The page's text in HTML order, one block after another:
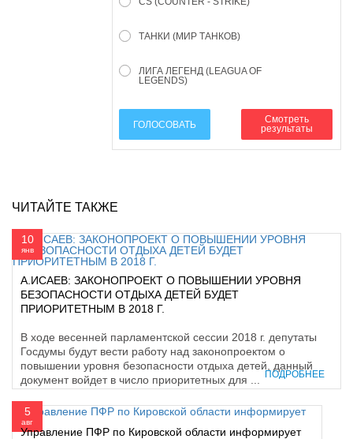
ТАНКИ (МИР ТАНКОВ)
ЛИГА ЛЕГЕНД (LEAGUA OF
LEGENDS)
ГОЛОСОВАТЬ
Смотреть
результаты
ЧИТАЙТЕ ТАКЖЕ
10
янв
А.ИСАЕВ: ЗАКОНОПРОЕКТ О ПОВЫШЕНИИ УРОВНЯ
БЕЗОПАСНОСТИ ОТДЫХА ДЕТЕЙ БУДЕТ
ПРИОРИТЕТНЫМ В 2018 Г.
В ходе весенней парламентской сессии 2018 г. депутаты
Госдумы будут вести работу над законопроектом о
повышении уровня безопасности отдыха детей, данный
документ войдет в число приоритетных для ...
ПОДРОБНЕЕ
5
авг
Управление ПФР по Кировской области информирует